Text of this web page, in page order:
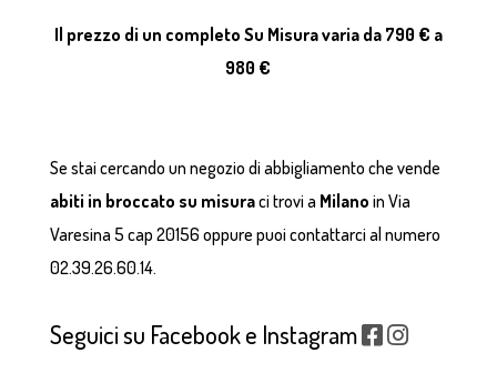
Il prezzo di un completo Su Misura varia da 790 € a
980 €
Se stai cercando un negozio di abbigliamento che vende
abiti in broccato su misuraci trovi a Milano in Via
Varesina 5 cap 20156 oppure puoi contattarci al numero
02.39.26.60.14.
Seguici su Facebook e Instagram